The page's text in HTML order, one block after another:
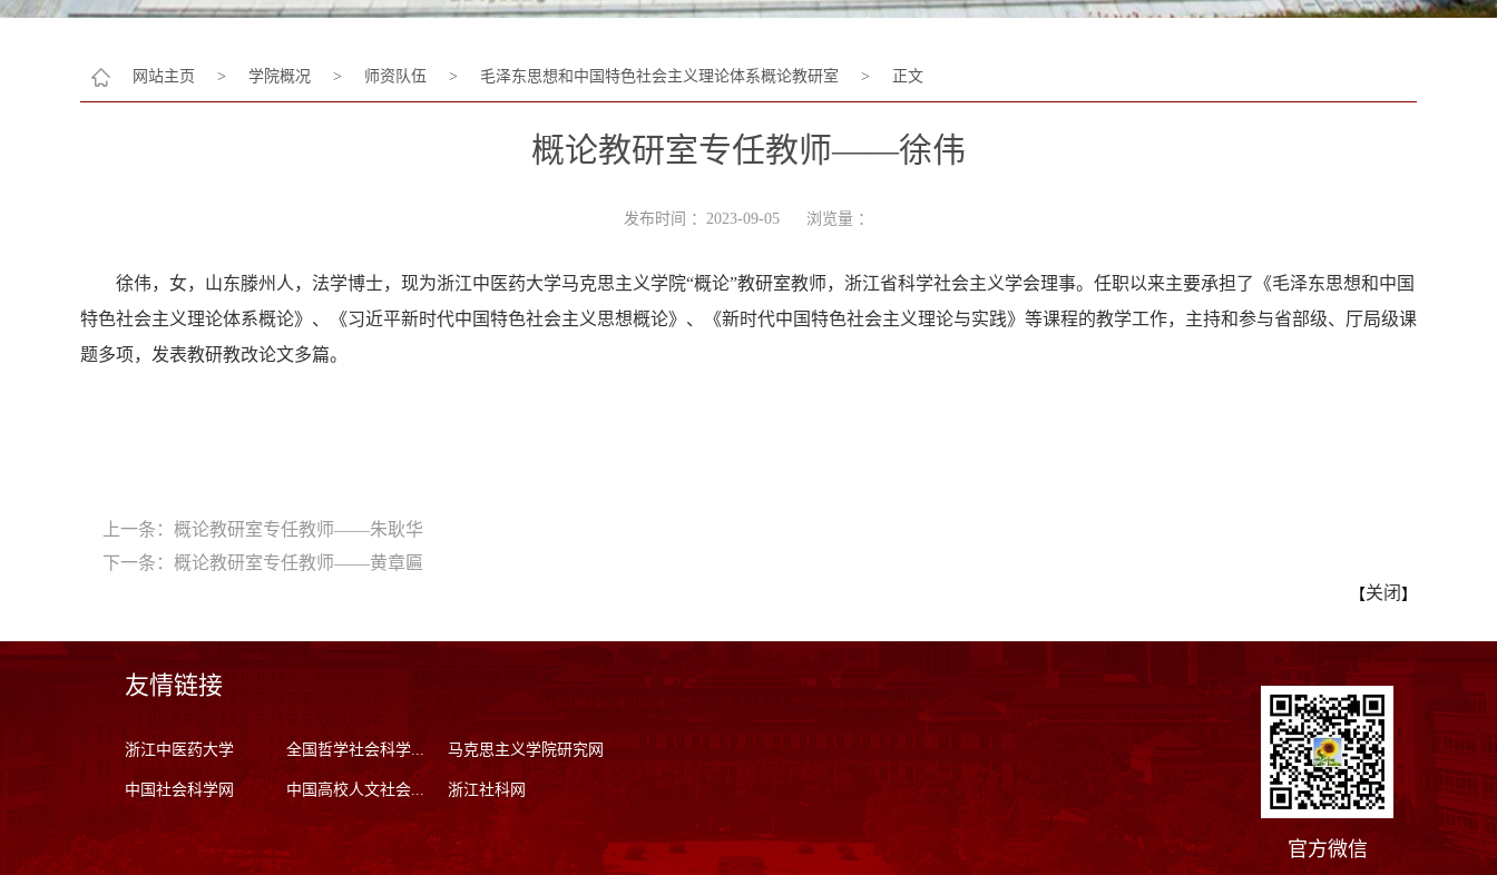
网站主页 > 学院概况 > 师资队伍 > 毛泽东思想和中国特色社会主义理论体系概论教研室 > 正文
概论教研室专任教师——徐伟
发布时间 ：2023-09-05 浏览量 ：
徐伟，女，山东滕州人，法学博士，现为浙江中医药大学马克思主义学院“概论”教研室教师，浙江省科学社会主义学会理事。任职以来主要承担了《毛泽东思想和中国
特色社会主义理论体系概论》、《习近平新时代中国特色社会主义思想概论》、《新时代中国特色社会主义理论与实践》等课程的教学工作，主持和参与省部级、厅局级课
题多项，发表教研教改论文多篇。
上一条： 概论教研室专任教师——朱耿华
下一条： 概论教研室专任教师——黄章匾
【关闭 】
友情链接
浙江中医药大学 全国哲学社会科学... 马克思主义学院研究网
中国社会科学网 中国高校人文社会... 浙江社科网
官方微信